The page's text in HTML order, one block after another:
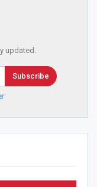
updated.
Subscribe